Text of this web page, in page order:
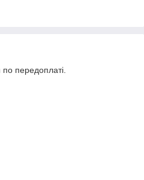
по передоплаті.